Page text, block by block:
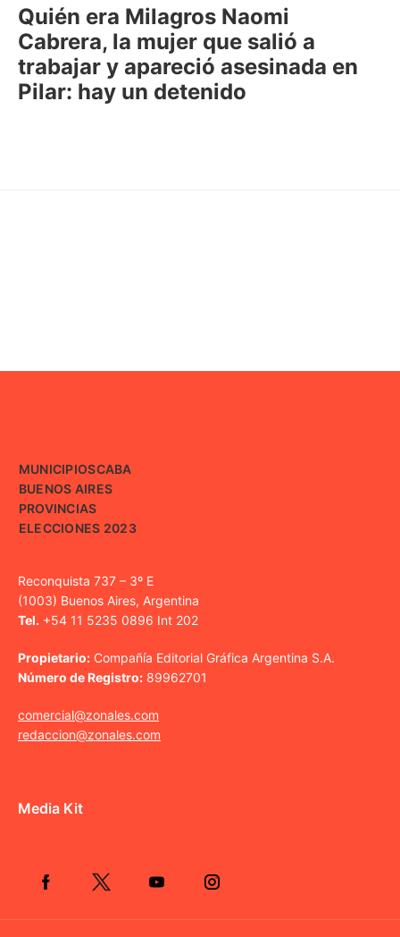
Quién era Milagros Naomi
Cabrera, la mujer que salió a
trabajar y apareció asesinada en
Pilar: hay un detenido
MUNICIPIOSCABA
BUENOS AIRES
PROVINCIAS
ELECCIONES 2023
Reconquista 737 – 3º E
(1003) Buenos Aires, Argentina
Tel. +54 11 5235 0896 Int 202
Propietario: Compañía Editorial Gráfica Argentina S.A.
Número de Registro: 89962701
comercial@zonales.com
redaccion@zonales.com
Media Kit